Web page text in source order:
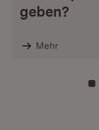
geben?
Mehr